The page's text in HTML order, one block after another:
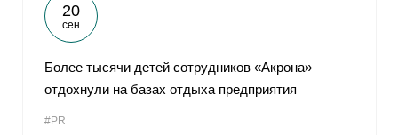
20
сен
Более тысячи детей сотрудников «Акрона»
отдохнули на базах отдыха предприятия
#PR